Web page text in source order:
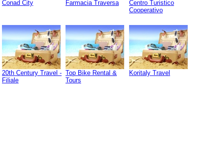
Conad City Farmacia Traversa
Centro Turistico
Cooperativo
20th Century Travel -
Filiale
Top Bike Rental &
Tours
Koritaly Travel